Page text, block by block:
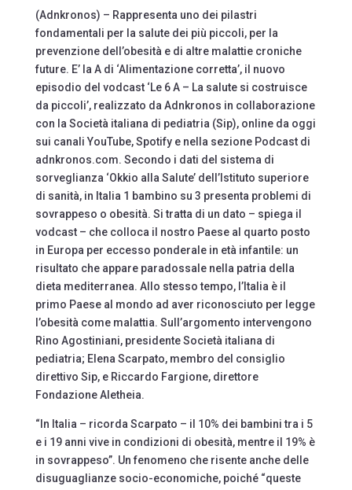
(Adnkronos) – Rappresenta uno dei pilastri
fondamentali per la salute dei più piccoli, per la
prevenzione dell’obesità e di altre malattie croniche
future. E’ la A di ‘Alimentazione corretta’, il nuovo
episodio del vodcast ‘Le 6 A – La salute si costruisce
da piccoli’, realizzato da Adnkronos in collaborazione
con la Società italiana di pediatria (Sip), online da oggi
sui canali YouTube, Spotify e nella sezione Podcast di
adnkronos.com. Secondo i dati del sistema di
sorveglianza ‘Okkio alla Salute’ dell’Istituto superiore
di sanità, in Italia 1 bambino su 3 presenta problemi di
sovrappeso o obesità. Si tratta di un dato – spiega il
vodcast – che colloca il nostro Paese al quarto posto
in Europa per eccesso ponderale in età infantile: un
risultato che appare paradossale nella patria della
dieta mediterranea. Allo stesso tempo, l’Italia è il
primo Paese al mondo ad aver riconosciuto per legge
l’obesità come malattia. Sull’argomento intervengono
Rino Agostiniani, presidente Società italiana di
pediatria; Elena Scarpato, membro del consiglio
direttivo Sip, e Riccardo Fargione, direttore
Fondazione Aletheia.
“In Italia – ricorda Scarpato – il 10% dei bambini tra i 5
e i 19 anni vive in condizioni di obesità, mentre il 19% è
in sovrappeso”. Un fenomeno che risente anche delle
disuguaglianze socio-economiche, poiché “queste